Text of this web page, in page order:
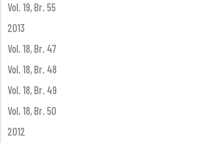
Vol. 19, Br. 55
2013
Vol. 18, Br. 47
Vol. 18, Br. 48
Vol. 18, Br. 49
Vol. 18, Br. 50
2012